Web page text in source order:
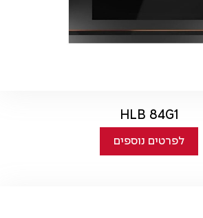
HLB 84G1
לפרטים נוספים